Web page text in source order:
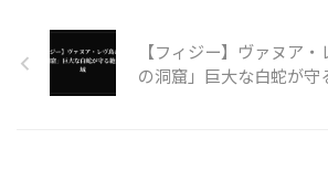
【フィジー】ヴァヌア
の洞窟」巨大な白蛇が守